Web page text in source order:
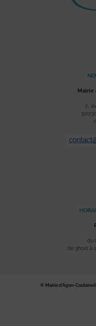
Mairie
2,
du
de 9h00 à
© Mairie d'Agon-